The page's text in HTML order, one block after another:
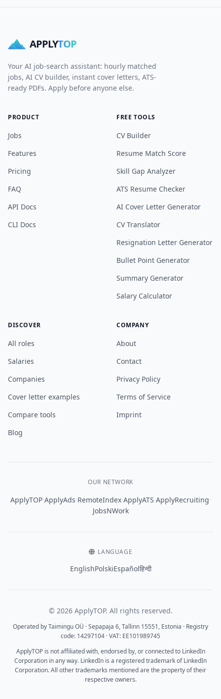
APPLYTOP
Your AI job-search assistant: hourly matched
jobs, AI CV builder, instant cover letters, ATS-
ready PDFs. Apply before anyone else.
PRODUCT
Jobs
Features
Pricing
FAQ
API Docs
CLI Docs
FREE TOOLS
CV Builder
Resume Match Score
Skill Gap Analyzer
ATS Resume Checker
AI Cover Letter Generator
CV Translator
Resignation Letter Generator
Bullet Point Generator
Summary Generator
Salary Calculator
DISCOVER
All roles
Salaries
Companies
Cover letter examples
Compare tools
Blog
COMPANY
About
Contact
Privacy Policy
Terms of Service
Imprint
OUR NETWORK
ApplyTOP·ApplyAds·RemoteIndex·ApplyATS·ApplyRecruiting·
JobsNWork
LANGUAGE
EnglishPolskiEspañolहिन्दी
© 2026 ApplyTOP. All rights reserved.
Operated by Taimingu OÜ · Sepapaja 6, Tallinn 15551, Estonia · Registry
code: 14297104 · VAT: EE101989745
ApplyTOP is not affiliated with, endorsed by, or connected to LinkedIn
Corporation in any way. LinkedIn is a registered trademark of LinkedIn
Corporation. All other trademarks mentioned are the property of their
respective owners.